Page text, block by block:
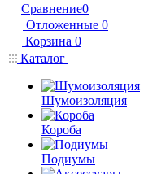
Сравнение0
Отложенные 0
Корзина 0
Каталог
Шумоизоляция
Короба
Подиумы